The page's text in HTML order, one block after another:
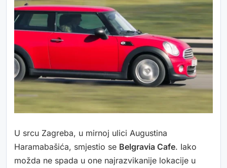
U srcu Zagreba, u mirnoj ulici Augustina
Haramabašića, smjestio se Belgravia Cafe. Iako
možda ne spada u one najrazvikanije lokacije u